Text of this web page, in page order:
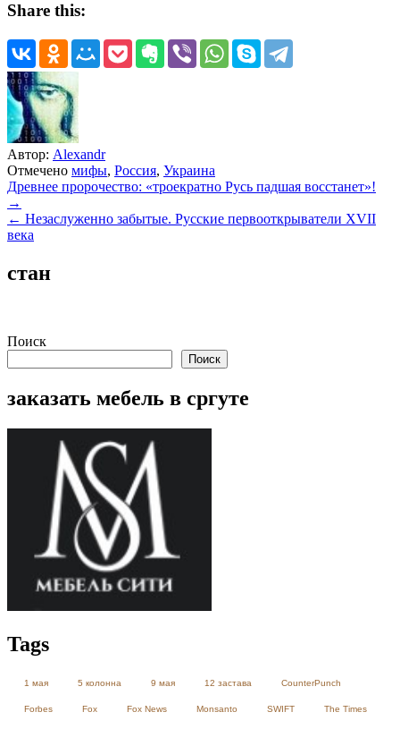
Share this:
Автор: Alexandr
Отмечено мифы, Россия, Украина
Навигация
по
записям
Древнее пророчество: «троекратно Русь падшая восстанет»!
→
← Незаслуженно забытые. Русские первооткрыватели XVII
века
стан
Поиск
Поиск
заказать мебель в сргуте
Tags
1 мая 5 колонна 9 мая 12 застава CounterPunch
Forbes Fox Fox News Monsanto SWIFT The Times